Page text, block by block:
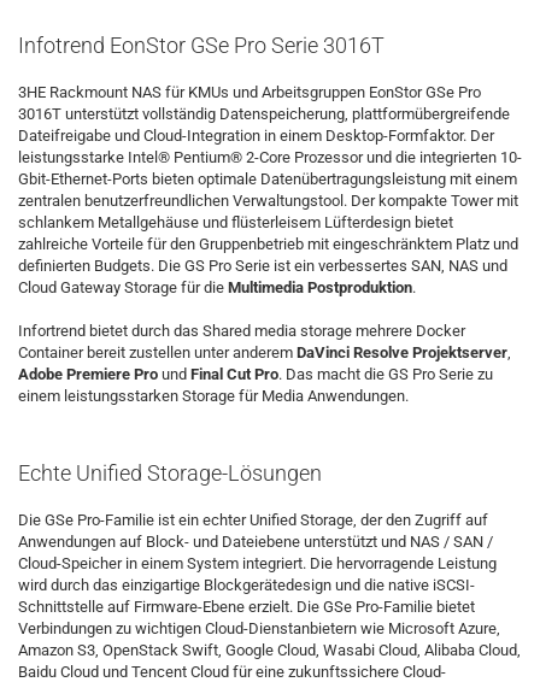
Infotrend EonStor GSe Pro Serie 3016T
3HE Rackmount NAS für KMUs und Arbeitsgruppen EonStor GSe Pro
3016T unterstützt vollständig Datenspeicherung, plattformübergreifende
Dateifreigabe und Cloud-Integration in einem Desktop-Formfaktor. Der
leistungsstarke Intel® Pentium® 2-Core Prozessor und die integrierten 10-
Gbit-Ethernet-Ports bieten optimale Datenübertragungsleistung mit einem
zentralen benutzerfreundlichen Verwaltungstool. Der kompakte Tower mit
schlankem Metallgehäuse und flüsterleisem Lüfterdesign bietet
zahlreiche Vorteile für den Gruppenbetrieb mit eingeschränktem Platz und
definierten Budgets. Die GS Pro Serie ist ein verbessertes SAN, NAS und
Cloud Gateway Storage für die Multimedia Postproduktion.
Infortrend bietet durch das Shared media storage mehrere Docker
Container bereit zustellen unter anderem DaVinci Resolve Projektserver,
Adobe Premiere Pro und Final Cut Pro. Das macht die GS Pro Serie zu
einem leistungsstarken Storage für Media Anwendungen.
Echte Unified Storage-Lösungen
Die GSe Pro-Familie ist ein echter Unified Storage, der den Zugriff auf
Anwendungen auf Block- und Dateiebene unterstützt und NAS / SAN /
Cloud-Speicher in einem System integriert. Die hervorragende Leistung
wird durch das einzigartige Blockgerätedesign und die native iSCSI-
Schnittstelle auf Firmware-Ebene erzielt. Die GSe Pro-Familie bietet
Verbindungen zu wichtigen Cloud-Dienstanbietern wie Microsoft Azure,
Amazon S3, OpenStack Swift, Google Cloud, Wasabi Cloud, Alibaba Cloud,
Baidu Cloud und Tencent Cloud für eine zukunftssichere Cloud-